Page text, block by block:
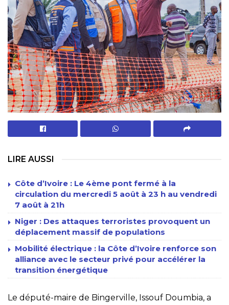
LIRE AUSSI
Côte d’Ivoire : Le 4ème pont fermé à la
circulation du mercredi 5 août à 23 h au vendredi
7 août à 21h
Niger : Des attaques terroristes provoquent un
déplacement massif de populations
Mobilité électrique : la Côte d’Ivoire renforce son
alliance avec le secteur privé pour accélérer la
transition énergétique
Le député-maire de Bingerville, Issouf Doumbia, a